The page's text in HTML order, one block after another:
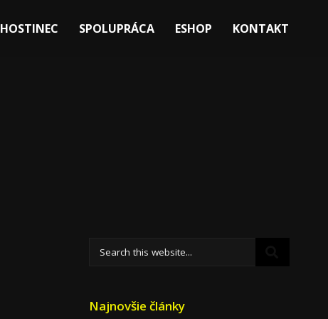
HOSTINEC SPOLUPRÁCA ESHOP KONTAKT
Najnovšie články